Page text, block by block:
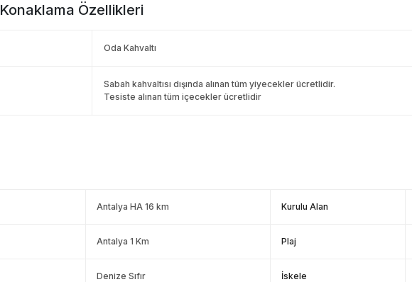
Konaklama Özellikleri
Oda Kahvaltı
Sabah kahvaltısı dışında alınan tüm yiyecekler ücretlidir.
Tesiste alınan tüm içecekler ücretlidir
Antalya HA 16 km Kurulu Alan
Antalya 1 Km Plaj
Denize Sıfır İskele